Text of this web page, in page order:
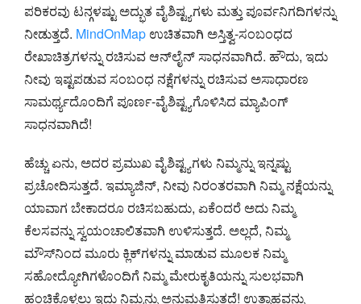
ಪರಿಕರವು ಟನ್ಗಳಷ್ಟು ಅದ್ಭುತ ವೈಶಿಷ್ಟ್ಯಗಳು ಮತ್ತು ಪೂರ್ವನಿಗದಿಗಳನ್ನು
ನೀಡುತ್ತದೆ. MindOnMapಉಚಿತವಾಗಿ ಅಸ್ತಿತ್ವ-ಸಂಬಂಧದ
ರೇಖಾಚಿತ್ರಗಳನ್ನು ರಚಿಸುವ ಆನ್‌ಲೈನ್ ಸಾಧನವಾಗಿದೆ. ಹೌದು, ಇದು
ನೀವು ಇಷ್ಟಪಡುವ ಸಂಬಂಧ ನಕ್ಷೆಗಳನ್ನು ರಚಿಸುವ ಅಸಾಧಾರಣ
ಸಾಮರ್ಥ್ಯದೊಂದಿಗೆ ಪೂರ್ಣ-ವೈಶಿಷ್ಟ್ಯಗೊಳಿಸಿದ ಮ್ಯಾಪಿಂಗ್
ಸಾಧನವಾಗಿದೆ!
ಹೆಚ್ಚು ಏನು, ಅದರ ಪ್ರಮುಖ ವೈಶಿಷ್ಟ್ಯಗಳು ನಿಮ್ಮನ್ನು ಇನ್ನಷ್ಟು
ಪ್ರಚೋದಿಸುತ್ತದೆ. ಇಮ್ಯಾಜಿನ್, ನೀವು ನಿರಂತರವಾಗಿ ನಿಮ್ಮ ನಕ್ಷೆಯನ್ನು
ಯಾವಾಗ ಬೇಕಾದರೂ ರಚಿಸಬಹುದು, ಏಕೆಂದರೆ ಅದು ನಿಮ್ಮ
ಕೆಲಸವನ್ನು ಸ್ವಯಂಚಾಲಿತವಾಗಿ ಉಳಿಸುತ್ತದೆ. ಅಲ್ಲದೆ, ನಿಮ್ಮ
ಮೌಸ್‌ನಿಂದ ಮೂರು ಕ್ಲಿಕ್‌ಗಳನ್ನು ಮಾಡುವ ಮೂಲಕ ನಿಮ್ಮ
ಸಹೋದ್ಯೋಗಿಗಳೊಂದಿಗೆ ನಿಮ್ಮ ಮೇರುಕೃತಿಯನ್ನು ಸುಲಭವಾಗಿ
ಹಂಚಿಕೊಳ್ಳಲು ಇದು ನಿಮ್ಮನ್ನು ಅನುಮತಿಸುತ್ತದೆ! ಉತ್ಸಾಹವನ್ನು